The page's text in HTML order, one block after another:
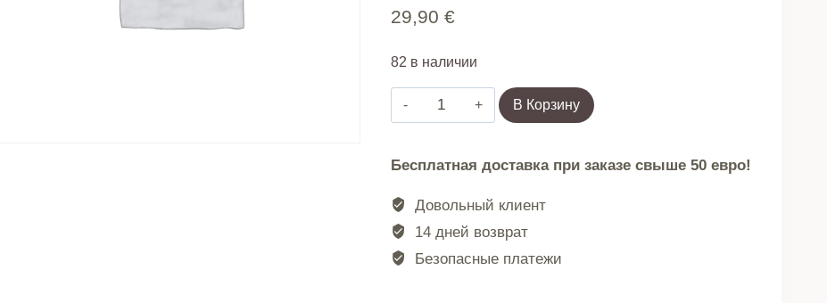
29,90€
82 в наличии
Количество
товара
для
полка,
лофт,
В Корзину
Бесплатная доставка при заказе свыше 50 евро!
Довольный клиент
14 дней возврат
Безопасные платежи